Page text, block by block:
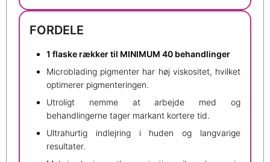
FORDELE
1 flaske rækker til MINIMUM 40 behandlinger
Microblading pigmenter har høj viskositet, hvilket
optimerer pigmenteringen.
Utroligt nemme at arbejde med og
behandlingerne tager markant kortere tid.
Ultrahurtig indlejring i huden og langvarige
resultater.